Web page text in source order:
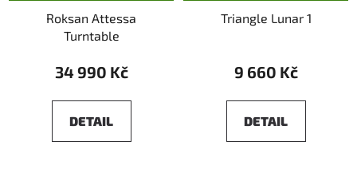
Roksan Attessa
Turntable
34 990 Kč
DETAIL
Triangle Lunar 1
9 660 Kč
DETAIL